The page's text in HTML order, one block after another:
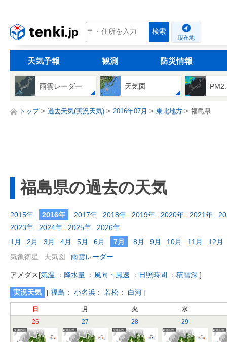
tenki.jp 検索
現在地
天気予報 観測 防災情報
雨雲レーダー 天気図
トップ 過去天気(実況天気) 2016年07月 東北地方 福島県
福島県の過去の天気
2015年 2016年 2017年 2018年 2019年 2020年 2021年
2023年
2024年 2025年
2026年
1月
2月 3月 4月 5月 6月 7月 8月 9月 10月 11月
12月
気象衛星
天気図 雨雲レーダー
アメダス[気温 ： 降水量 ： 風向・風速 ： 日照時間 ： 積雪深 ]
実況天気 [ 福島 ： 小名浜 ： 若松 ： 白河 ]
日 月 火
水
26
27 28 29